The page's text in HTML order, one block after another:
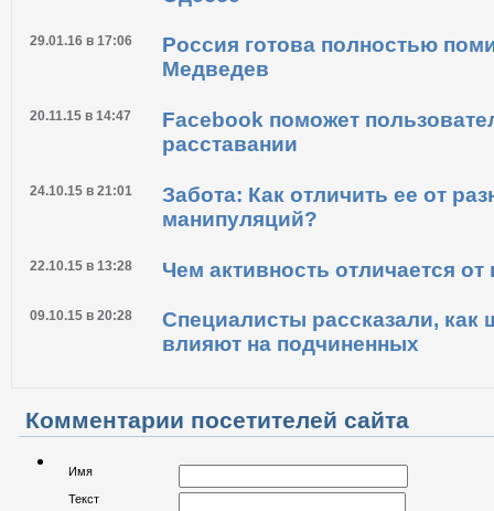
Прогремевший на весь мир
скульптор хочет создать 33-
Одессе
29.01.16 в 17:06
Россия готова полностью
Медведев
20.11.15 в 14:47
Facebook поможет
расставании
24.10.15 в 21:01
Забота: Как отличить ее от
Чем активность отличается от
влияют на подчиненных
Комментарии посетителей сайта